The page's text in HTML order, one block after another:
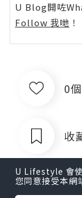
U Blog開咗
Follow 我哋 ！
0
收
U Lifestyle 會
您同意接受本網